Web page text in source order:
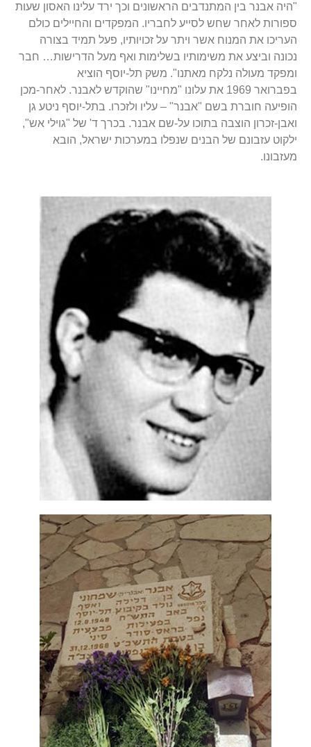
"היה אבנר בין המתנדבים הראשונים וכך ירד עלינו האסון שעות
ספורות לאחר שחש לסייע לחבריו. המפקדים והחיילים כולם
העריכו את המנוח אשר ויתר על זכויותיו, פעל תמיד בצורה
נכונה וביצע את משימותיו בשלימות ואף מעל הדרישות… חבר
ומפקד מעולה נלקח מאתנו". משק תל-יוסף הוציא
בפברואר 1969 את עלונו "מחיינו" שהוקדש לאבנר. לאחר-מכן
הופיעה חוברת בשם "אבנר" – עליו ולזכרו. בתל-יוסף ניטע גן
ואבן-זכרון הוצבה בתוכו על-שם אבנר. בכרך ד' של "גוילי אש",
ילקוט עזבונם של הבנים שנפלו במערכות ישראל, הובא
מעזבונו.